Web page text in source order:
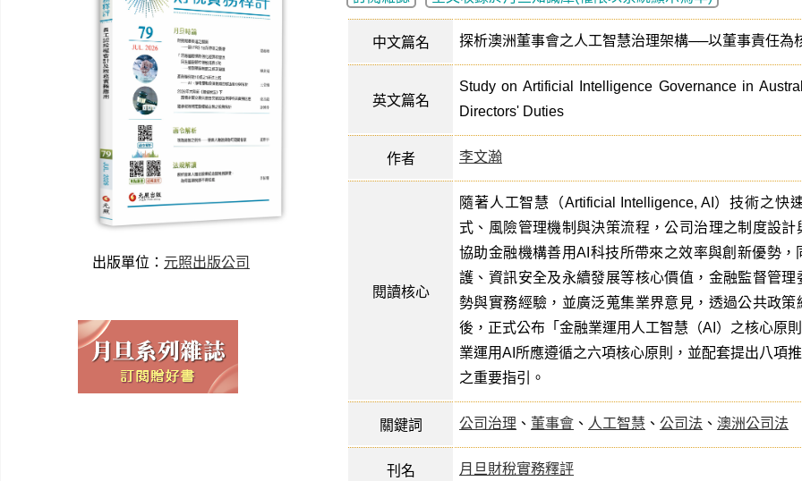
出版單位： 元照出版公司
中文篇名 探析澳洲董事會之人工智慧治理架構──以董事責任為
英文篇名
Study on Artificial Intelligence Governance in
Directors' Duties
作者 李文瀚
閱讀核心
隨著人工智慧（Artificial Intelligence, AI）技術之快
式、風險管理機制與決策流程，公司治理之制度設
協助金融機構善用AI科技所帶來之效率與創新優勢
護、資訊安全及永續發展等核心價值，金融監督管
勢與實務經驗，並廣泛蒐集業界意見，透過公共政
後，正式公布「金融業運用人工智慧（AI）之核心原
業運用AI所應遵循之六項核心原則，並配套提出八項
之重要指引。
關鍵詞 公司治理 、 董事會 、 人工智慧 、 公司法 、 澳洲公司法
刊名 月旦財稅實務釋評